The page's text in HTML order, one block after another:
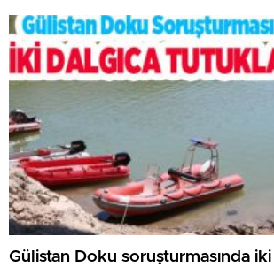
Gülistan Doku soruşturmasında iki